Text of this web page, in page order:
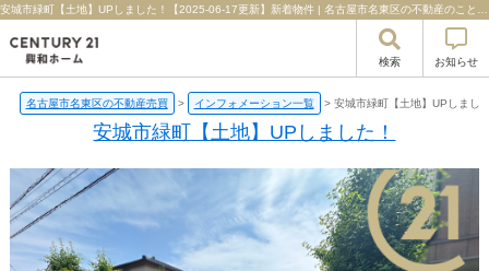
検索 お知らせ
名古屋市名東区の不動産売買 > インフォメーション一覧 > 安城市緑町【土地】UPしまし
安城市緑町【土地】UPしました！